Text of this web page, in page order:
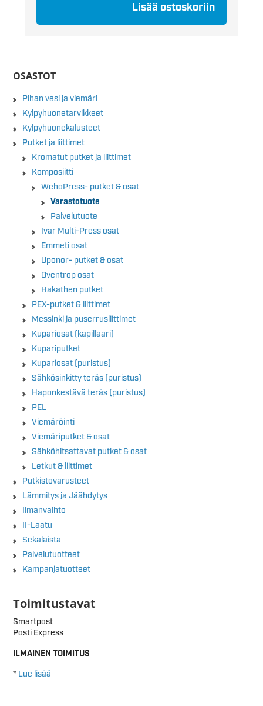
Lisää ostoskoriin
OSASTOT
Pihan vesi ja viemäri
Kylpyhuonetarvikkeet
Kylpyhuonekalusteet
Putket ja liittimet
Kromatut putket ja liittimet
Komposiitti
WehoPress- putket & osat
Varastotuote
Palvelutuote
Ivar Multi-Press osat
Emmeti osat
Uponor- putket & osat
Oventrop osat
Hakathen putket
PEX-putket & liittimet
Messinki ja puserrusliittimet
Kupariosat (kapillaari)
Kupariputket
Kupariosat (puristus)
Sähkösinkitty teräs (puristus)
Haponkestävä teräs (puristus)
PEL
Viemäröinti
Viemäriputket & osat
Sähköhitsattavat putket & osat
Letkut & liittimet
Putkistovarusteet
Lämmitys ja Jäähdytys
Ilmanvaihto
II-Laatu
Sekalaista
Palvelutuotteet
Kampanjatuotteet
Toimitustavat
Smartpost
Posti Express
ILMAINEN TOIMITUS
* Lue lisää